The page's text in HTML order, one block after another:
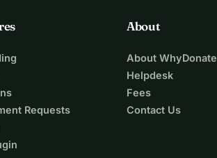
Requests
About
About WhyDonate
Helpdesk
Fees
Contact Us